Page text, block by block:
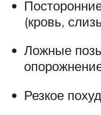
(кровь,
Ложные
Резкое